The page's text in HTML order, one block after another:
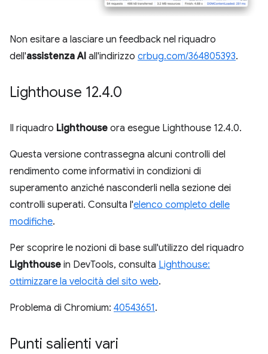
Non esitare a lasciare un feedback nel riquadro
dell'assistenza AI all'indirizzo crbug.com/364805393.
Lighthouse 12.4.0
Il riquadro Lighthouse ora esegue Lighthouse 12.4.0.
Questa versione contrassegna alcuni controlli del
rendimento come informativi in condizioni di
superamento anziché nasconderli nella sezione dei
controlli superati. Consulta l'elenco completo delle
modifiche.
Per scoprire le nozioni di base sull'utilizzo del riquadro
Lighthouse in DevTools, consulta Lighthouse:
ottimizzare la velocità del sito web.
Problema di Chromium: 40543651.
Punti salienti vari